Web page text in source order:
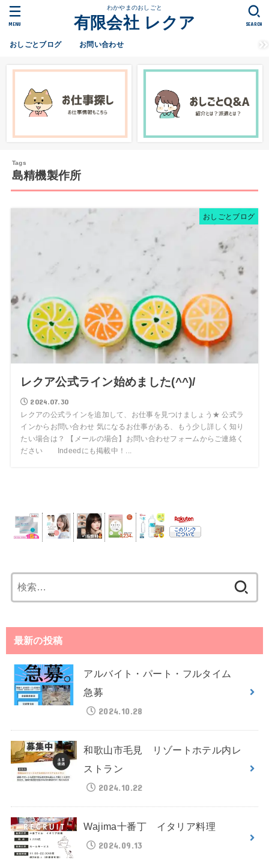
わかやまのおしごと
有限会社 レクア
おしごとブログ お問い合わせ
SEARCH
MENU
島精機製作所
おしごとブログ
レクア公式ライン始めました(^^)/
2024.07.30
レクアの公式ラインを追加して、お仕事を見つけましょう★ 公式ラ
インからお問い合わせ 気になるお仕事がある、もう少し詳しく知り
たい場合は？ 【メールの場合】お問い合わせフォームからご連絡く
ださい Indeedにも掲載中！...
索:
最新の投稿
アルバイト・パート・フルタイム
急募
2024.10.28
和歌山市毛見 リゾートホテル内レ
ストラン
2024.10.22
Wajima十番丁 イタリア料理
2024.09.13